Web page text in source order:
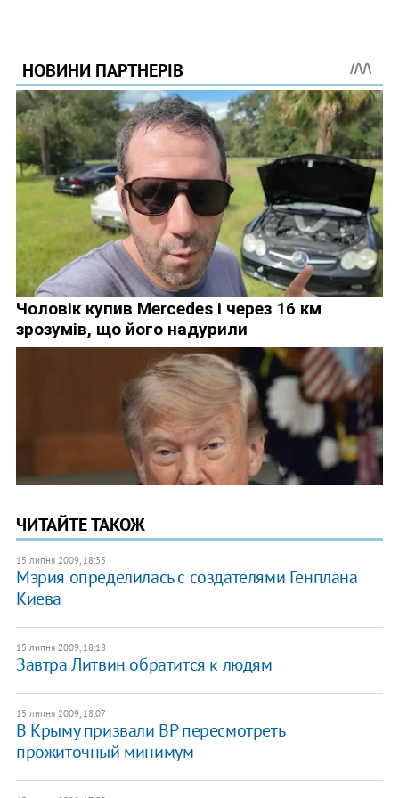
ЧИТАЙТЕ ТАКОЖ
15 липня 2009, 18:35
Мэрия определилась с создателями Генплана
Киева
15 липня 2009, 18:18
Завтра Литвин обратится к людям
15 липня 2009, 18:07
В Крыму призвали ВР пересмотреть
прожиточный минимум